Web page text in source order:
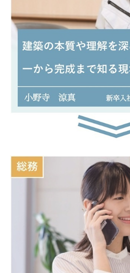
スタッフ紹介
特集ページ
イベント＆キャンペーン
まるごと断熱リフォーム
代表あいさつ
福利厚生・イベント